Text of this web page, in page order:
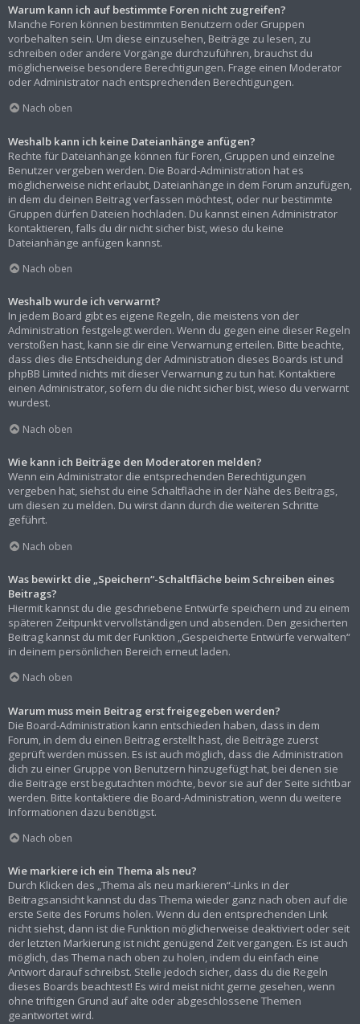
Warum kann ich auf bestimmte Foren nicht zugreifen?
Manche Foren können bestimmten Benutzern oder Gruppen
vorbehalten sein. Um diese einzusehen, Beiträge zu lesen, zu
schreiben oder andere Vorgänge durchzuführen, brauchst du
möglicherweise besondere Berechtigungen. Frage einen Moderator
oder Administrator nach entsprechenden Berechtigungen.
Nach oben
Weshalb kann ich keine Dateianhänge anfügen?
Rechte für Dateianhänge können für Foren, Gruppen und einzelne
Benutzer vergeben werden. Die Board-Administration hat es
möglicherweise nicht erlaubt, Dateianhänge in dem Forum anzufügen,
in dem du deinen Beitrag verfassen möchtest, oder nur bestimmte
Gruppen dürfen Dateien hochladen. Du kannst einen Administrator
kontaktieren, falls du dir nicht sicher bist, wieso du keine
Dateianhänge anfügen kannst.
Nach oben
Weshalb wurde ich verwarnt?
In jedem Board gibt es eigene Regeln, die meistens von der
Administration festgelegt werden. Wenn du gegen eine dieser Regeln
verstoßen hast, kann sie dir eine Verwarnung erteilen. Bitte beachte,
dass dies die Entscheidung der Administration dieses Boards ist und
phpBB Limited nichts mit dieser Verwarnung zu tun hat. Kontaktiere
einen Administrator, sofern du die nicht sicher bist, wieso du verwarnt
wurdest.
Nach oben
Wie kann ich Beiträge den Moderatoren melden?
Wenn ein Administrator die entsprechenden Berechtigungen
vergeben hat, siehst du eine Schaltfläche in der Nähe des Beitrags,
um diesen zu melden. Du wirst dann durch die weiteren Schritte
geführt.
Nach oben
Was bewirkt die „Speichern“-Schaltfläche beim Schreiben eines
Beitrags?
Hiermit kannst du die geschriebene Entwürfe speichern und zu einem
späteren Zeitpunkt vervollständigen und absenden. Den gesicherten
Beitrag kannst du mit der Funktion „Gespeicherte Entwürfe verwalten“
in deinem persönlichen Bereich erneut laden.
Nach oben
Warum muss mein Beitrag erst freigegeben werden?
Die Board-Administration kann entschieden haben, dass in dem
Forum, in dem du einen Beitrag erstellt hast, die Beiträge zuerst
geprüft werden müssen. Es ist auch möglich, dass die Administration
dich zu einer Gruppe von Benutzern hinzugefügt hat, bei denen sie
die Beiträge erst begutachten möchte, bevor sie auf der Seite sichtbar
werden. Bitte kontaktiere die Board-Administration, wenn du weitere
Informationen dazu benötigst.
Nach oben
Wie markiere ich ein Thema als neu?
Durch Klicken des „Thema als neu markieren“-Links in der
Beitragsansicht kannst du das Thema wieder ganz nach oben auf die
erste Seite des Forums holen. Wenn du den entsprechenden Link
nicht siehst, dann ist die Funktion möglicherweise deaktiviert oder seit
der letzten Markierung ist nicht genügend Zeit vergangen. Es ist auch
möglich, das Thema nach oben zu holen, indem du einfach eine
Antwort darauf schreibst. Stelle jedoch sicher, dass du die Regeln
dieses Boards beachtest! Es wird meist nicht gerne gesehen, wenn
ohne triftigen Grund auf alte oder abgeschlossene Themen
geantwortet wird.